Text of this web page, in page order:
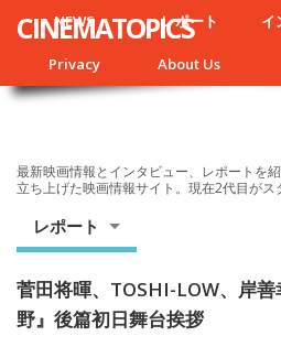
NEWS レポート イ
Privacy About Us
CINEMATOPICS
最新映画情報とインタビュー、レポートを
立ち上げた映画情報サイト。現在2代目がス
レポート
菅田将暉、TOSHI-LOW、岸
野』後篇初日舞台挨拶